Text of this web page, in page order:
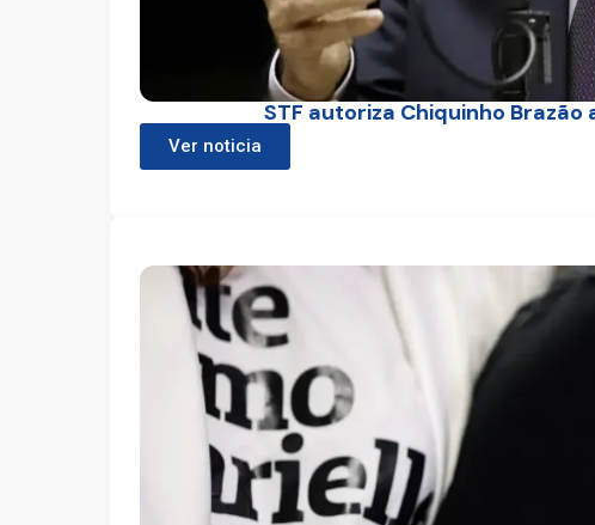
STF autoriza Chiquinho
Ver noticia